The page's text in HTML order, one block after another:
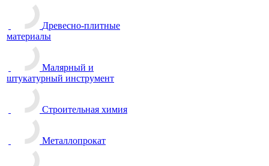
Древесно-плитные
материалы
Малярный и
штукатурный инструмент
Строительная химия
Металлопрокат